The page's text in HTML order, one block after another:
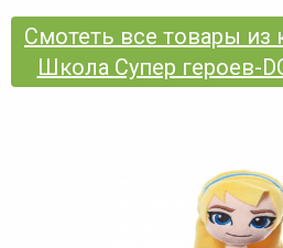
Смотеть все товары из
Школа Супер героев-